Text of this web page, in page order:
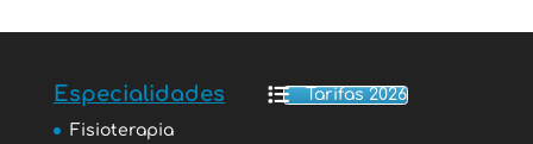
Especialidades
Fisioterapia
Tarifas 2026